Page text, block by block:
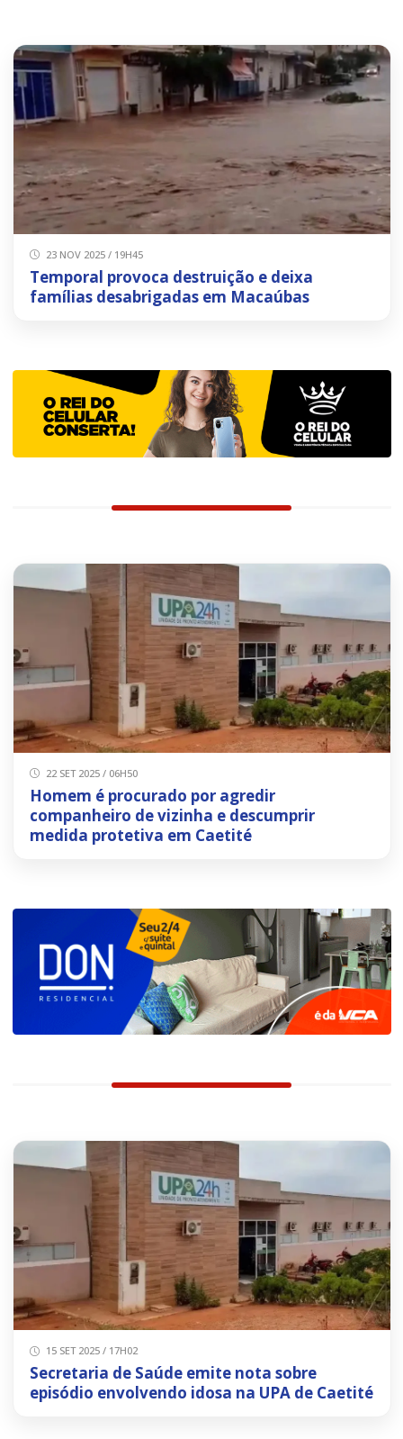
23 NOV 2025 / 19H45
Temporal provoca destruição e deixa
famílias desabrigadas em Macaúbas
22 SET 2025 / 06H50
Homem é procurado por agredir
companheiro de vizinha e descumprir
medida protetiva em Caetité
15 SET 2025 / 17H02
Secretaria de Saúde emite nota sobre
episódio envolvendo idosa na UPA de Caetité